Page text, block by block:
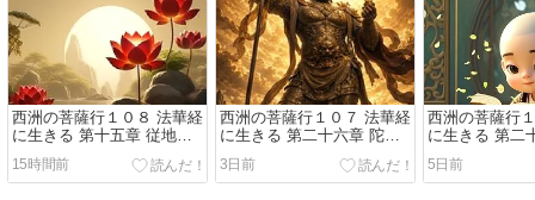
西洲の菩薩行１０８ 法華経
に生きる 第十五章 従地涌
出品 (四人の菩薩)
15時間前
西洲の菩薩行１０７ 法華経
に生きる 第二十六章 陀羅
尼品(毘沙門天の呪文)
3日前
西洲の菩薩行
に生きる 第二
菩薩本事品(神
5日前